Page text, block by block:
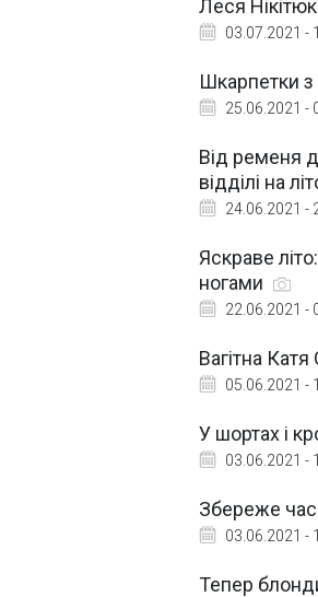
Леся
03.07.2021 -
Шкарпетки з
25.06.2021 -
Від ременя
відділі на
24.06.2021 -
Яскраве
ногами
22.06.2021 -
Вагітна
05.06.2021 -
У шортах і
03.06.2021 -
Збереже
03.06.2021 -
Тепер